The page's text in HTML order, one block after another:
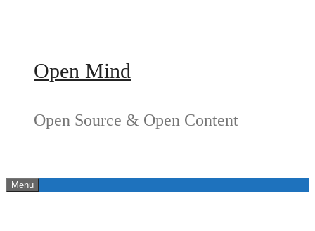
Open Mind
Open Source & Open Content
Menu